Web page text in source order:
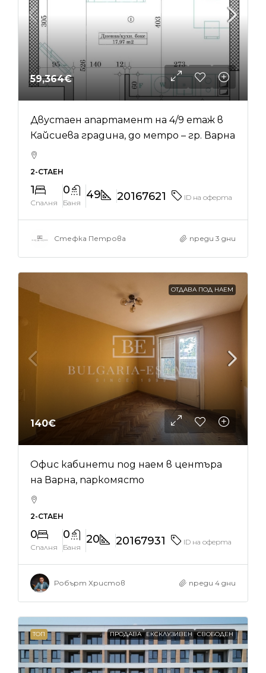
59,364€
Двустаен апартамент на 4/9 етаж в
Кайсиева градина, до метро – гр. Варна
2-СТАЕН
1
Спалня
0
Баня
49 20167621 ID на оферта
Стефка Петрова преди 3 дни
ОТДАВА ПОД НАЕМ
140€
Офис кабинети под наем в центъра
на Варна, паркомясто
2-СТАЕН
0
Спалня
0
Баня
20 20167931 ID на оферта
Робърт Христов преди 4 дни
ТОП ПРОДАВА ЕКСКЛУЗИВЕН СВОБОДЕН